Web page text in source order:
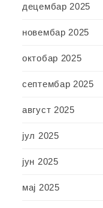
децембар 2025
новембар 2025
октобар 2025
септембар 2025
август 2025
јул 2025
јун 2025
мај 2025